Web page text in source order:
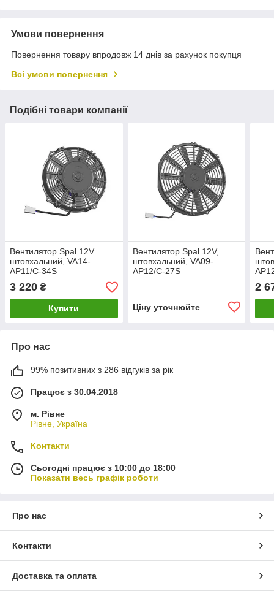
Умови повернення
Повернення товару впродовж 14 днів за рахунок покупця
Всі умови повернення
Подібні товари компанії
Вентилятор Spal 12V
штовхальний, VA14-
AP11/C-34S
3 220 ₴
Купити
Вентилятор Spal 12V,
штовхальний, VA09-
AP12/C-27S
Ціну уточнюйте
2
Про нас
99% позитивних з 286 відгуків за рік
Працює з 30.04.2018
м. Рівне
Рівне, Україна
Контакти
Сьогодні працює з 10:00 до 18:00
Показати весь графік роботи
Про нас
Контакти
Доставка та оплата